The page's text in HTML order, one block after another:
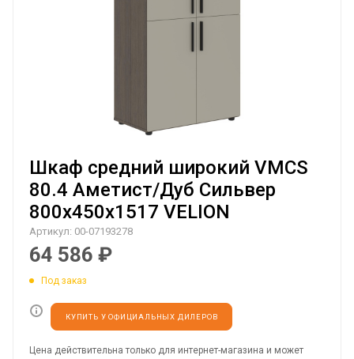
Шкаф средний широкий VMCS
80.4 Аметист/Дуб Сильвер
800х450х1517 VELION
Артикул: 00-07193278
64 586 ₽
Под заказ
КУПИТЬ У ОФИЦИАЛЬНЫХ ДИЛЕРОВ
Цена действительна только для интернет-магазина и может